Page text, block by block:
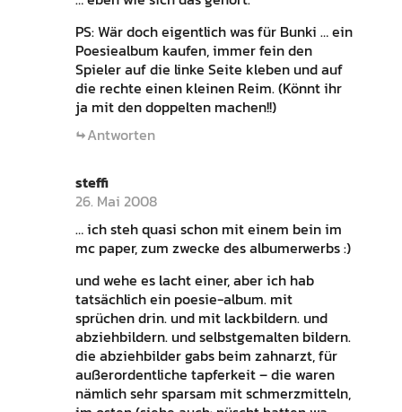
PS: Wär doch eigentlich was für Bunki … ein
Poesiealbum kaufen, immer fein den
Spieler auf die linke Seite kleben und auf
die rechte einen kleinen Reim. (Könnt ihr
ja mit den doppelten machen!!)
Antworten
steffi
26. Mai 2008
… ich steh quasi schon mit einem bein im
mc paper, zum zwecke des albumerwerbs :)
und wehe es lacht einer, aber ich hab
tatsächlich ein poesie-album. mit
sprüchen drin. und mit lackbildern. und
abziehbildern. und selbstgemalten bildern.
die abziehbilder gabs beim zahnarzt, für
außerordentliche tapferkeit – die waren
nämlich sehr sparsam mit schmerzmitteln,